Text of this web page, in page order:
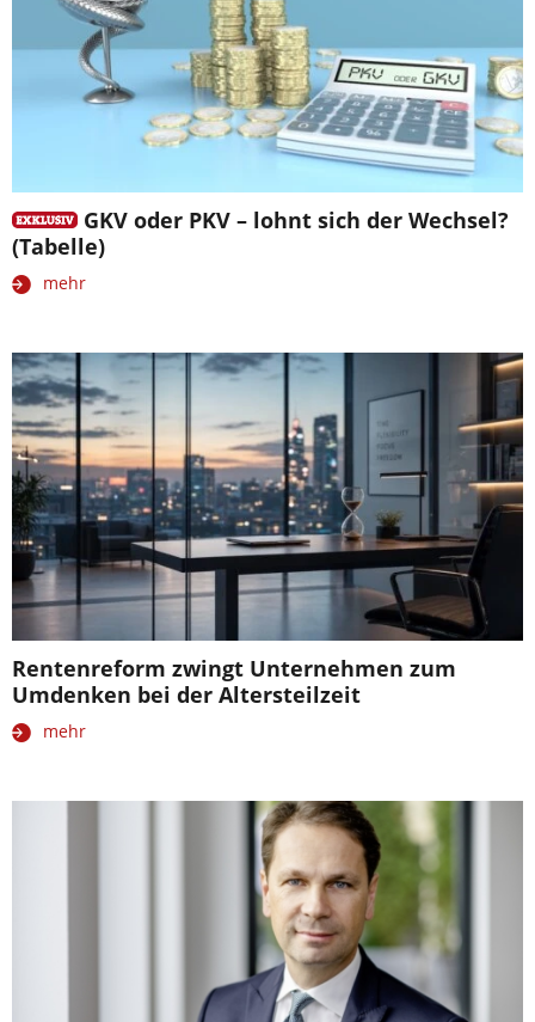
GKV oder PKV – lohnt sich der Wechsel?
(Tabelle)
mehr
Rentenreform zwingt Unternehmen zum
Umdenken bei der Altersteilzeit
mehr